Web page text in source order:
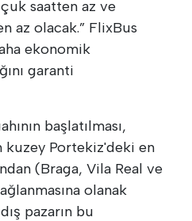
saatten az ve
az olacak.” FlixBus
ekonomik
garanti
başlatılması,
Portekiz'deki en
(Braga, Vila Real ve
olanak
pazarın bu